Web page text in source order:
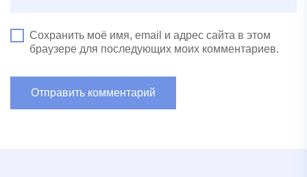
Сохранить моё имя, email и адрес сайта в этом
браузере для последующих моих комментариев.